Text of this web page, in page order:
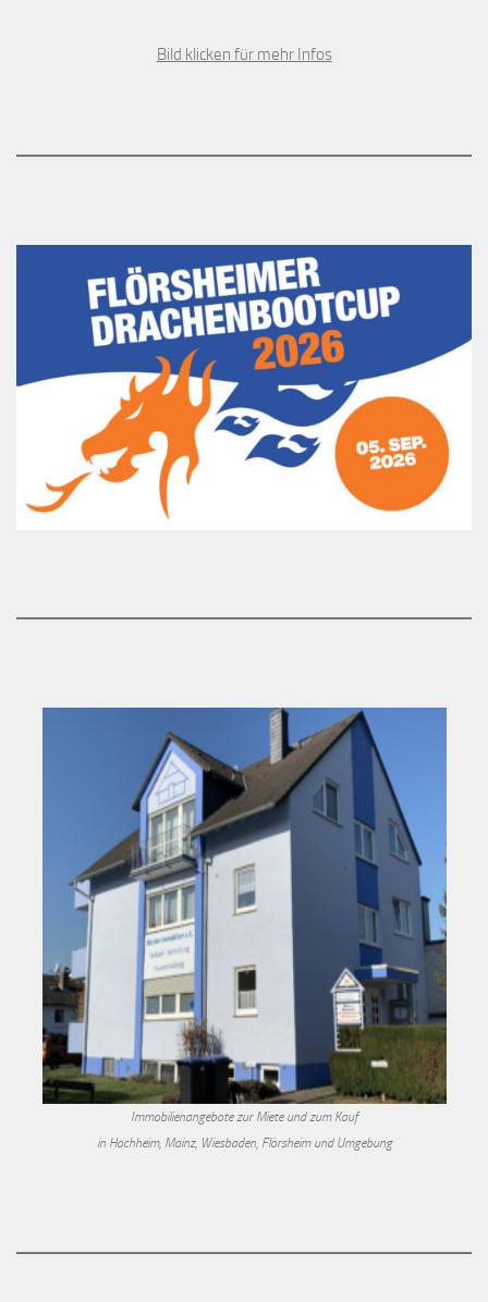
Bild klicken für mehr Infos
Immobilienangebote zur Miete und zum Kauf
in Hochheim, Mainz, Wiesbaden, Flörsheim und Umgebung